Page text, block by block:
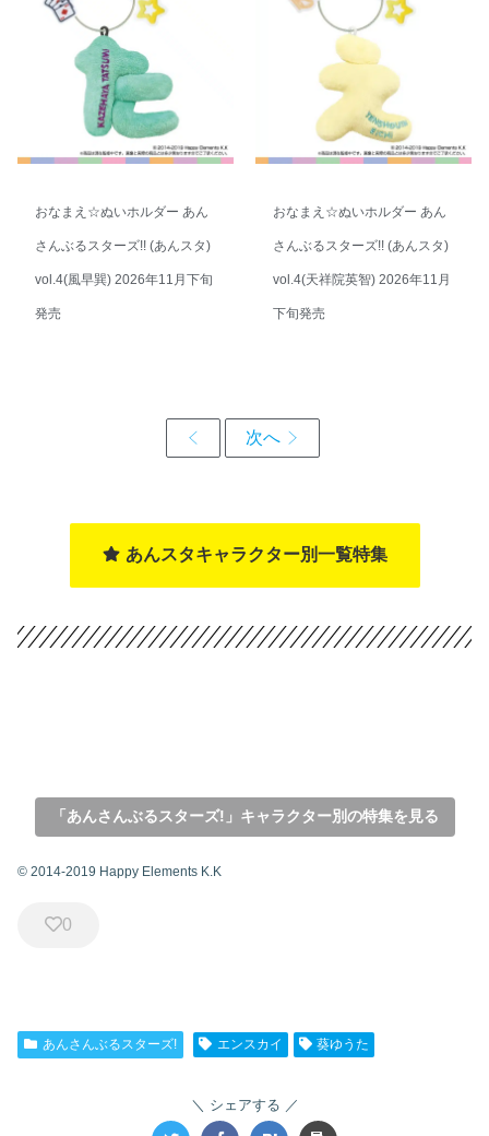
おなまえ☆ぬいホルダー あん
さんぶるスターズ!! (あんスタ)
vol.4(風早巽) 2026年11月下旬
発売
おなまえ☆ぬいホルダー あん
さんぶるスターズ!! (あんスタ)
vol.4(天祥院英智) 2026年11月
下旬発売
あんスタキャラクター別一覧特集
「あんさんぶるスターズ!」キャラクター別の特集を見る
© 2014-2019 Happy Elements K.K
0
あんさんぶるスターズ! エンスカイ 葵ゆうた
シェアする